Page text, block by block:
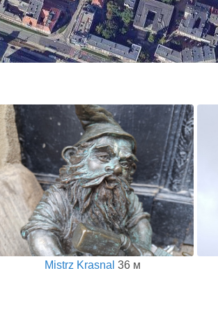
Mistrz Krasnal 36 м